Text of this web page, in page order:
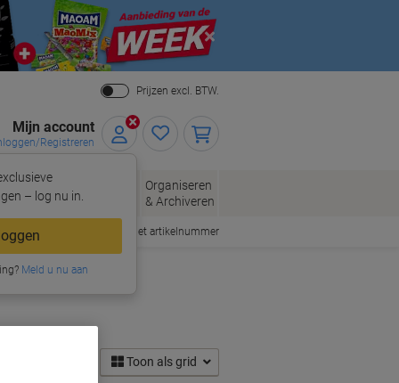
Close
Prijzen excl. BTW.
Mijn account
Registreren
– log nu in.
Meld u nu aan
Kantoorartikelen
Organiseren
& Archiveren
Snel bestellen met artikelnummer
Toon als grid